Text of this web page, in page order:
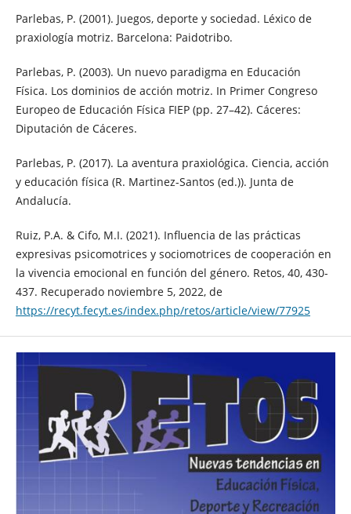
Parlebas, P. (2001). Juegos, deporte y sociedad. Léxico de
praxiología motriz. Barcelona: Paidotribo.
Parlebas, P. (2003). Un nuevo paradigma en Educación
Física. Los dominios de acción motriz. In Primer Congreso
Europeo de Educación Física FIEP (pp. 27–42). Cáceres:
Diputación de Cáceres.
Parlebas, P. (2017). La aventura praxiológica. Ciencia, acción
y educación física (R. Martinez-Santos (ed.)). Junta de
Andalucía.
Ruiz, P.A. & Cifo, M.I. (2021). Influencia de las prácticas
expresivas psicomotrices y sociomotrices de cooperación en
la vivencia emocional en función del género. Retos, 40, 430-
437. Recuperado noviembre 5, 2022, de
https://recyt.fecyt.es/index.php/retos/article/view/77925